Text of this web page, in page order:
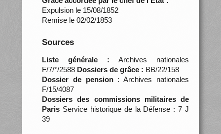
Expulsion le 15/08/1852
Remise le 02/02/1853
Sources
Liste générale : Archives nationales
F/7/*/2588 Dossiers de grâce : BB/22/158
Dossier de pension: Archives nationales
F/15/4087
Dossiers des commissions militaires de
ParisService historique de la Défense : 7 J
39